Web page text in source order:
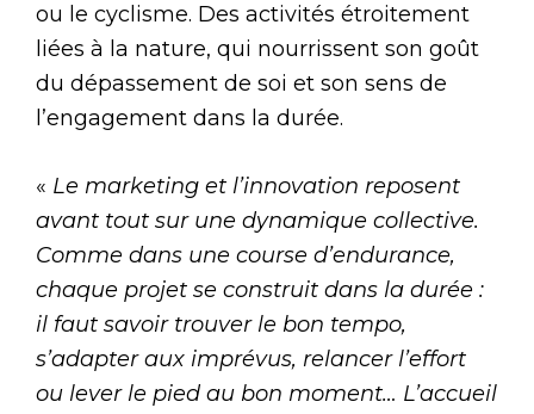
ou le cyclisme. Des activités étroitement
liées à la nature, qui nourrissent son goût
du dépassement de soi et son sens de
l’engagement dans la durée.
« Le marketing et l’innovation reposent
avant tout sur une dynamique collective.
Comme dans une course d’endurance,
chaque projet se construit dans la durée :
il faut savoir trouver le bon tempo,
s’adapter aux imprévus, relancer l’effort
ou lever le pied au bon moment… L’accueil